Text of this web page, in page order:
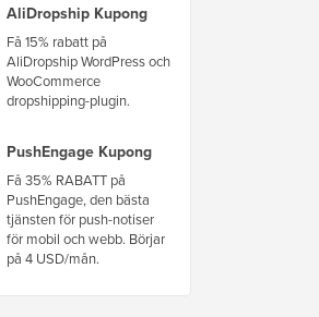
AliDropship Kupong
Få 15% rabatt på
AliDropship WordPress och
WooCommerce
dropshipping-plugin.
PushEngage Kupong
Få 35% RABATT på
PushEngage, den bästa
tjänsten för push-notiser
för mobil och webb. Börjar
på 4 USD/mån.